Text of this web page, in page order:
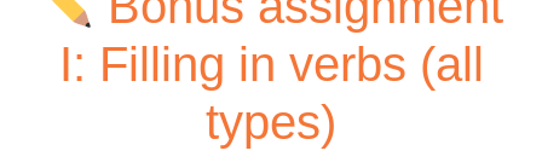
I: Filling in verbs (all
types)